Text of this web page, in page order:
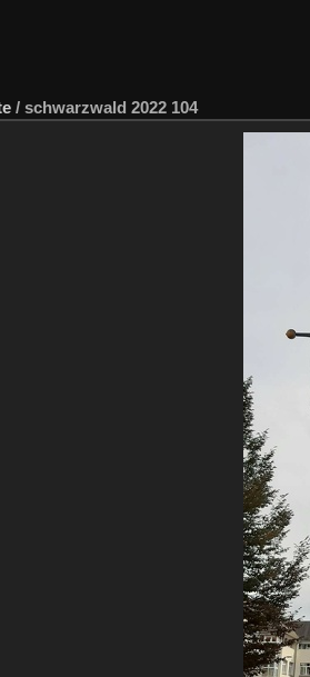
/ schwarzwald 2022 104